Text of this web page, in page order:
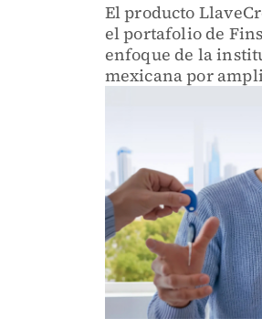
El producto
el portafolio de
enfoque de la
mexicana por
crédito y al ahorro